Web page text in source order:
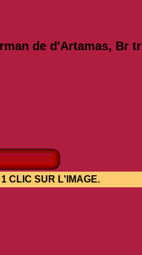
de d'Artamas, Br tr
SUR L'IMAGE.